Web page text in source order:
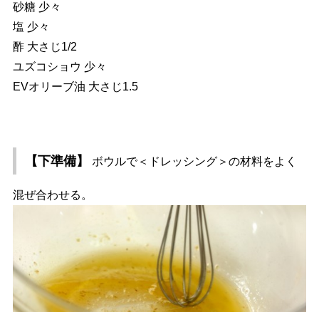
砂糖 少々
塩 少々
酢 大さじ1/2
ユズコショウ 少々
EVオリーブ油 大さじ1.5
【下準備】 ボウルで＜ドレッシング＞の材料をよく
混ぜ合わせる。